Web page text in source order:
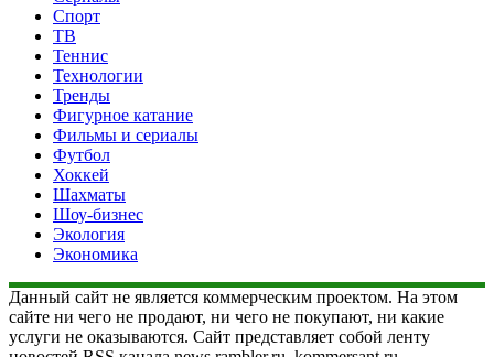
Спорт
ТВ
Теннис
Технологии
Тренды
Фигурное катание
Фильмы и сериалы
Футбол
Хоккей
Шахматы
Шоу-бизнес
Экология
Экономика
Данный сайт не является коммерческим проектом. На этом
сайте ни чего не продают, ни чего не покупают, ни какие
услуги не оказываются. Сайт представляет собой ленту